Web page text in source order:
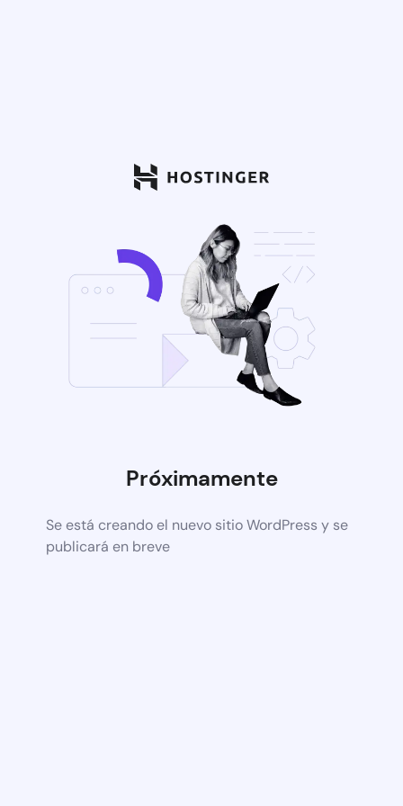
Próximamente
Se está creando el nuevo sitio WordPress y se
publicará en breve